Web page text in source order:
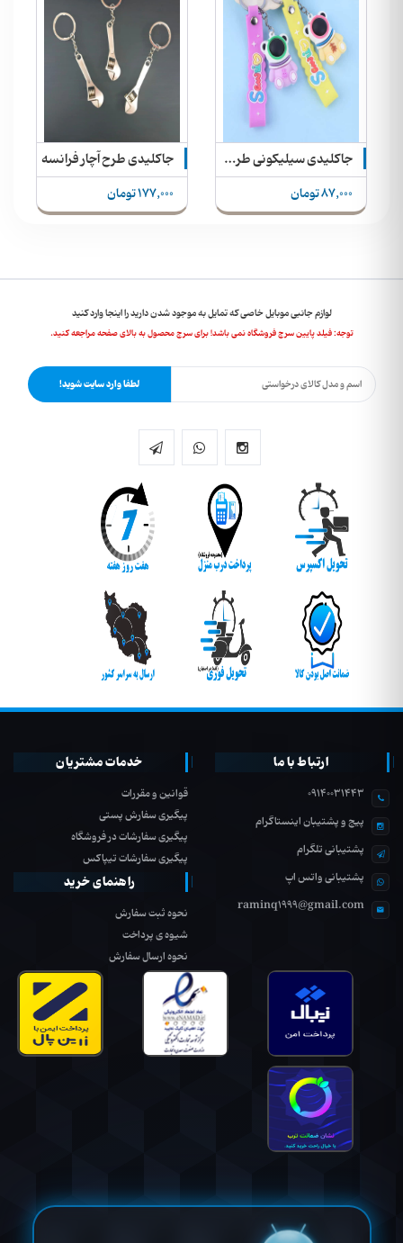
جاکلیدی سیلیکونی طرح فضانورد + بند آویز
87,000 تومان
جاکلیدی طرح آچار فرانسه
177,000 تومان
لوازم جانبی موبایل خاصی که تمایل به موجود شدن دارید را اینجا وارد کنید
توجه: فیلد پایین سرچ فروشگاه نمی باشد! برای سرچ محصول به بالای صفحه مراجعه کنید.
لطفا وارد سایت شوید!
ارتباط با ما
09140031443
پیج و پشتیبان اینستاگرام
پشتیبانی تلگرام
پشتیبانی واتس اپ
raminq1999@gmail.com
خدمات مشتریان
قوانین و مقررات
پیگیری سفارش پستی
پیگیری سفارشات در فروشگاه
پیگیری سفارشات تیپاکس
راهنمای خرید
نحوه ثبت سفارش
شیوه ی پرداخت
نحوه ارسال سفارش